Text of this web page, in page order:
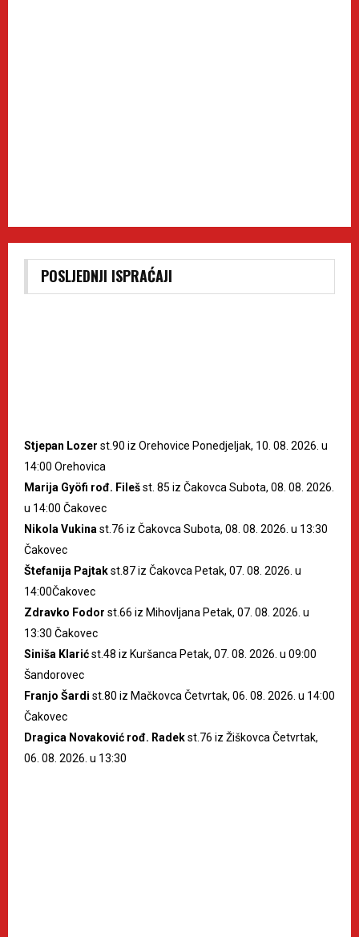
POSLJEDNJI ISPRAĆAJI
Stjepan Lozer st.90 iz Orehovice Ponedjeljak, 10. 08. 2026. u
14:00 Orehovica
Marija Gyöfi rođ. Filešst. 85 iz Čakovca Subota, 08. 08. 2026.
u 14:00 Čakovec
Nikola Vukinast.76 iz Čakovca Subota, 08. 08. 2026. u 13:30
Čakovec
Štefanija Pajtakst.87 iz Čakovca Petak, 07. 08. 2026. u
14:00Čakovec
Zdravko Fodor st.66 iz Mihovljana Petak, 07. 08. 2026. u
13:30 Čakovec
Siniša Klarićst.48 iz Kuršanca Petak, 07. 08. 2026. u 09:00
Šandorovec
Franjo Šardi st.80 iz Mačkovca Četvrtak, 06. 08. 2026. u 14:00
Čakovec
Dragica Novaković rođ. Radekst.76 iz Žiškovca Četvrtak,
06. 08. 2026. u 13:30